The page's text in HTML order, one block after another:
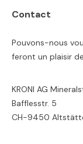
Contact
Pouvons-nous
feront un plaisir
KRONI AG
Bafflesstr. 5
CH-9450